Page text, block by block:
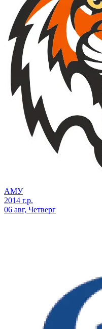
АМУ
2014 г.р.
06 авг, Четверг